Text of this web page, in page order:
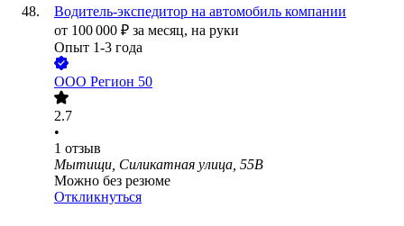
Водитель-экспедитор на автомобиль компании
от 100 000 ₽ за месяц, на руки
Опыт 1-3 года
ООО Регион 50
2.7
•
1 отзыв
Мытищи, Силикатная улица, 55В
Можно без резюме
Откликнуться